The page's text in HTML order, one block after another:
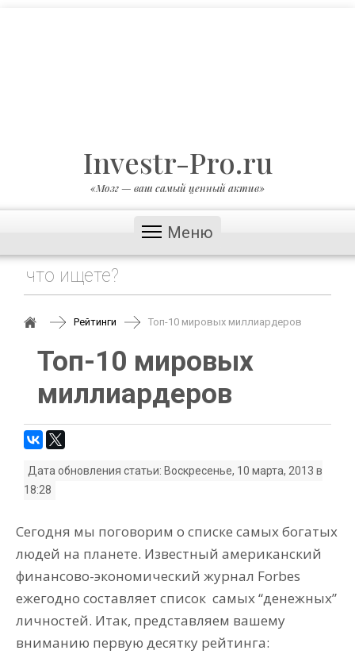
Investr-Pro.ru
«Мозг — ваш самый ценный актив»
Меню
Рейтинги Топ-10 мировых миллиардеров
Топ-10 мировых
миллиардеров
Дата обновления статьи: Воскресенье, 10 марта, 2013 в
18:28
Сегодня мы поговорим о списке самых богатых
людей на планете. Известный американский
финансово-экономический журнал Forbes
ежегодно составляет список самых “денежных”
личностей. Итак, представляем вашему
вниманию первую десятку рейтинга: